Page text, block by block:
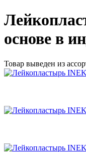
основе в
Товар выведен из